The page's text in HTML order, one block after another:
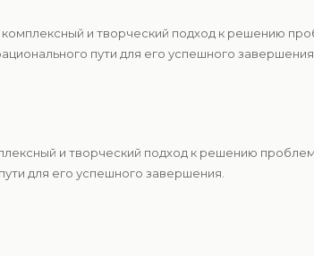
и творческий подход к решению
пути для его успешного завершения.
и творческий подход к решению
для его успешного завершения.